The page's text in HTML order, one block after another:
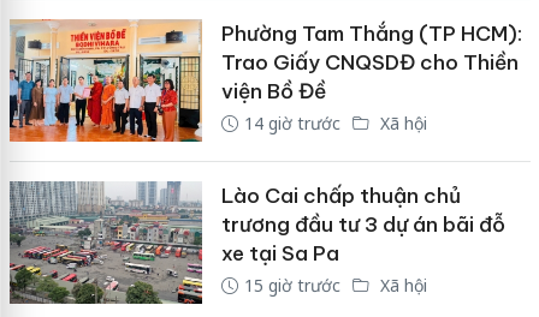
Phường Tam Thắng (TP HCM):
Trao Giấy CNQSDĐ cho Thiền
viện Bồ Đề
14 giờ trước Xã hội
Lào Cai chấp thuận chủ
trương đầu tư 3 dự án bãi đỗ
xe tại Sa Pa
15 giờ trước Xã hội